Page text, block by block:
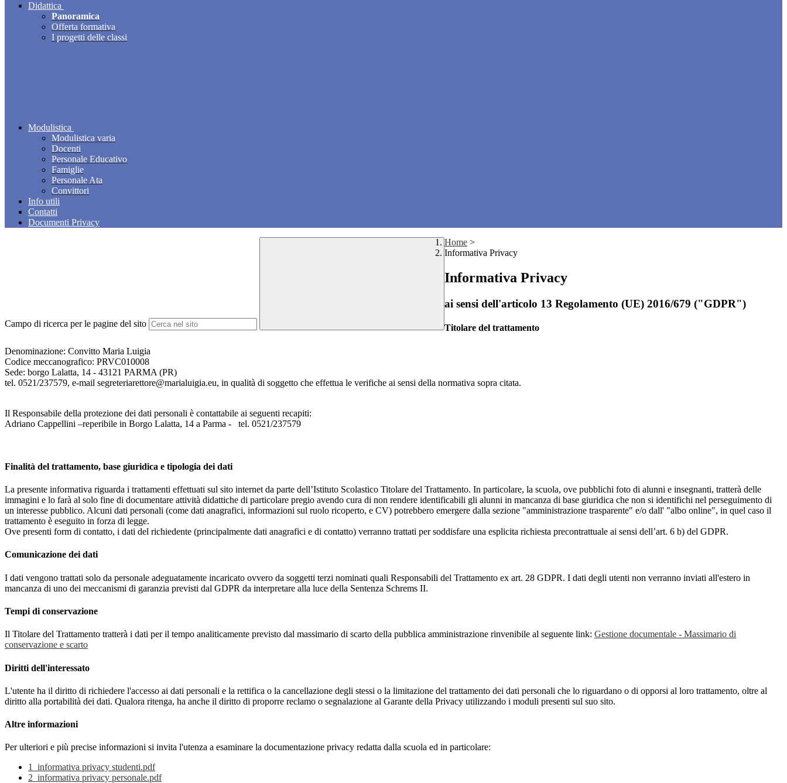
Didattica
Panoramica
Offerta formativa
I progetti delle classi
Modulistica
Modulistica varia
Docenti
Personale Educativo
Famiglie
Personale Ata
Convittori
Info utili
Contatti
Documenti Privacy
Campo di ricerca per le pagine del sito
Home >
Informativa Privacy
Informativa Privacy
ai sensi dell'articolo 13 Regolamento (UE) 2016/679 ("GDPR")
Titolare del trattamento
Denominazione: Convitto Maria Luigia
Codice meccanografico: PRVC010008
Sede: borgo Lalatta, 14 - 43121 PARMA (PR)
tel. 0521/237579, e-mail segreteriarettore@marialuigia.eu, in qualità di soggetto che effettua le verifiche ai sensi della normativa sopra citata.
Il Responsabile della protezione dei dati personali è contattabile ai seguenti recapiti:
Adriano Cappellini –reperibile in Borgo Lalatta, 14 a Parma - tel. 0521/237579
Finalità del trattamento, base giuridica e tipologia dei dati
La presente informativa riguarda i trattamenti effettuati sul sito internet da parte dell’Istituto Scolastico Titolare del Trattamento. In particolare, la scuola, ove pubblichi foto di alunni e insegnanti, tratterà delle
immagini e lo farà al solo fine di documentare attività didattiche di particolare pregio avendo cura di non rendere identificabili gli alunni in mancanza di base giuridica che non si identifichi nel perseguimento di
un interesse pubblico. Alcuni dati personali (come dati anagrafici, informazioni sul ruolo ricoperto, e CV) potrebbero emergere dalla sezione "amministrazione trasparente" e/o dall' "albo online", in quel caso il
trattamento è eseguito in forza di legge.
Ove presenti form di contatto, i dati del richiedente (principalmente dati anagrafici e di contatto) verranno trattati per soddisfare una esplicita richiesta precontrattuale ai sensi dell’art. 6 b) del GDPR.
Comunicazione dei dati
I dati vengono trattati solo da personale adeguatamente incaricato ovvero da soggetti terzi nominati quali Responsabili del Trattamento ex art. 28 GDPR. I dati degli utenti non verranno inviati all'estero in
mancanza di uno dei meccanismi di garanzia previsti dal GDPR da interpretare alla luce della Sentenza Schrems II.
Tempi di conservazione
Il Titolare del Trattamento tratterà i dati per il tempo analiticamente previsto dal massimario di scarto della pubblica amministrazione rinvenibile al seguente link: Gestione documentale - Massimario di
conservazione e scarto
Diritti dell'interessato
L'utente ha il diritto di richiedere l'accesso ai dati personali e la rettifica o la cancellazione degli stessi o la limitazione del trattamento dei dati personali che lo riguardano o di opporsi al loro trattamento, oltre al
diritto alla portabilità dei dati. Qualora ritenga, ha anche il diritto di proporre reclamo o segnalazione al Garante della Privacy utilizzando i moduli presenti sul suo sito.
Altre informazioni
Per ulteriori e più precise informazioni si invita l'utenza a esaminare la documentazione privacy redatta dalla scuola ed in particolare:
1_informativa privacy studenti.pdf
2_informativa privacy personale.pdf